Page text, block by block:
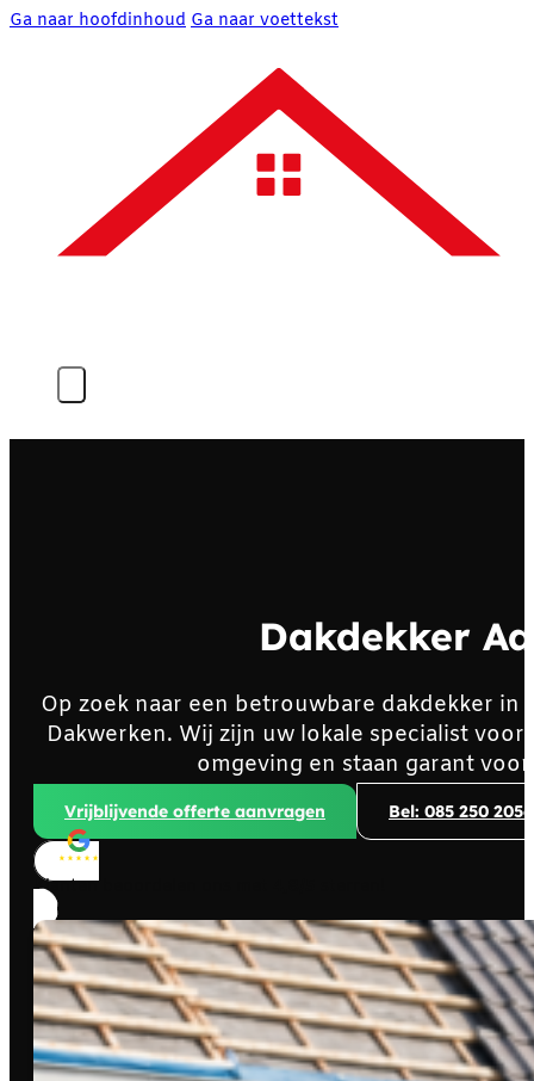
Ga naar hoofdinhoud Ga naar voettekst
Dakdekker
Op zoek naar een betrouwbare dakdekker in
Dakwerken. Wij zijn uw lokale specialist
omgeving en staan garant
Vrijblijvende offerte aanvragen Bel: 085 250 2056
Klanten beoordelen ons met